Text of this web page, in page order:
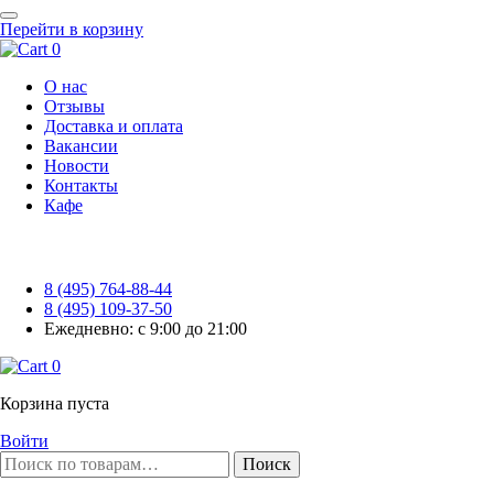
Перейти в корзину
0
О нас
Отзывы
Доставка и оплата
Вакансии
Новости
Контакты
Кафе
8 (495) 764-88-44
8 (495) 109-37-50
Ежедневно: с 9:00 до 21:00
0
Корзина пуста
Войти
Поиск